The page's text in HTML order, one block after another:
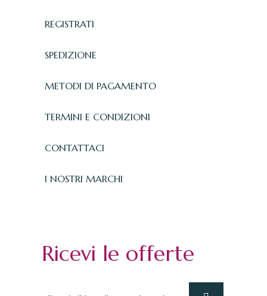
REGISTRATI
SPEDIZIONE
METODI DI PAGAMENTO
TERMINI E CONDIZIONI
CONTATTACI
I NOSTRI MARCHI
Ricevi le offerte